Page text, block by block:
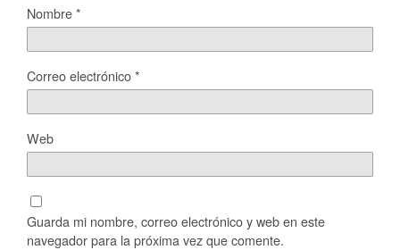
Nombre*
Correo electrónico*
Web
Guarda mi nombre, correo electrónico y web en este
navegador para la próxima vez que comente.